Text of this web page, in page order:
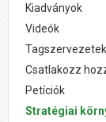
Kiadványok
Videók
Tagszervezetek
Csatlakozz
Petíciók
Stratégiai